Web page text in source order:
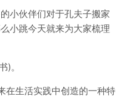
小伙伴们对于孔夫子搬家
小跳今天就来为大家梳理
)。
在生活实践中创造的一种特